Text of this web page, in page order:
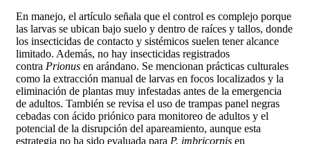
En manejo, el artículo señala que el control es complejo porque
las larvas se ubican bajo suelo y dentro de raíces y tallos, donde
los insecticidas de contacto y sistémicos suelen tener alcance
limitado. Además, no hay insecticidas registrados
contra Prionus en arándano. Se mencionan prácticas culturales
como la extracción manual de larvas en focos localizados y la
eliminación de plantas muy infestadas antes de la emergencia
de adultos. También se revisa el uso de trampas panel negras
cebadas con ácido priónico para monitoreo de adultos y el
potencial de la disrupción del apareamiento, aunque esta
estrategia no ha sido evaluada para P. imbricornis en